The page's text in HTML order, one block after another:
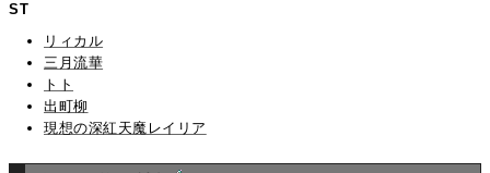
ST
リィカル
三月流華
トト
出町柳
現想の深紅天魔レイリア